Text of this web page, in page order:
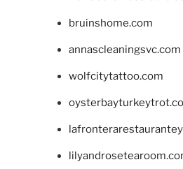
bruinshome.com
annascleaningsvc.com
wolfcitytattoo.com